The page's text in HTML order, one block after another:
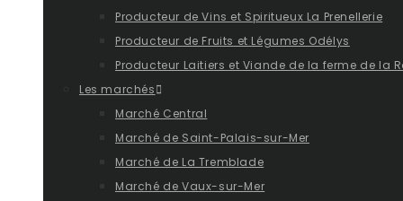
Producteur de Vins et Spiritueux La Prenellerie
Producteur de Fruits et Légumes Odélys
Producteur Laitiers et Viande de la ferme de la
Les marchés
Marché Central
Marché de Saint-Palais-sur-Mer
Marché de La Tremblade
Marché de Vaux-sur-Mer